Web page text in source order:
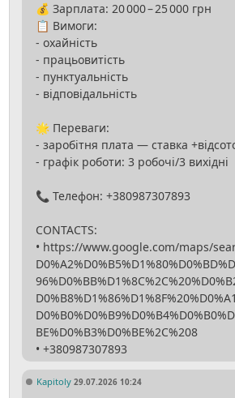
💰 Зарплата: 20 000 – 25 000 грн
📋 Вимоги:
- охайність
- працьовитість
- пунктуальність
- відповідальність
🌟 Переваги:
- заробітня плата — ставка
- графік роботи: 3 робочі/3 вихідні
📞 Телефон: +380987307893
CONTACTS:
• https://www.google.com/maps/
BE%D0%B3%D0%BE%2C%208
Kapitoly 29.07.2026 10:24